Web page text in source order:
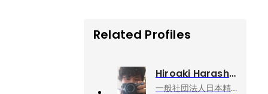
Related Profiles
Hiroaki Harashima
一般社団法人日本精神画像センター, マーケティングマネージャー